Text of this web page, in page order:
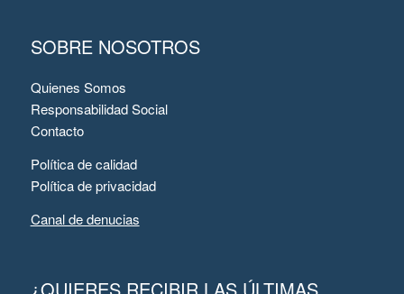
SOBRE NOSOTROS
Quienes Somos
Responsabilidad Social
Contacto
Política de calidad
Política de privacidad
Canal de denucias